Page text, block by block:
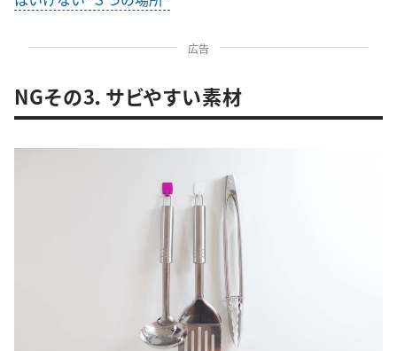
広告
NGその3．サビやすい素材